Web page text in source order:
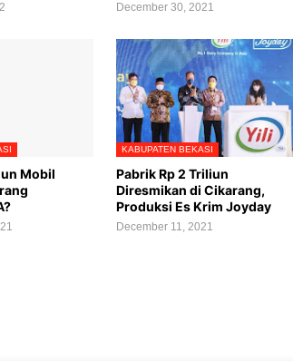
December 30, 2021
Mobil
KABUPATEN BEKASI
Pabrik Rp 2 Triliun
Diresmikan di Cikarang,
Produksi Es Krim Joyday
December 11, 2021